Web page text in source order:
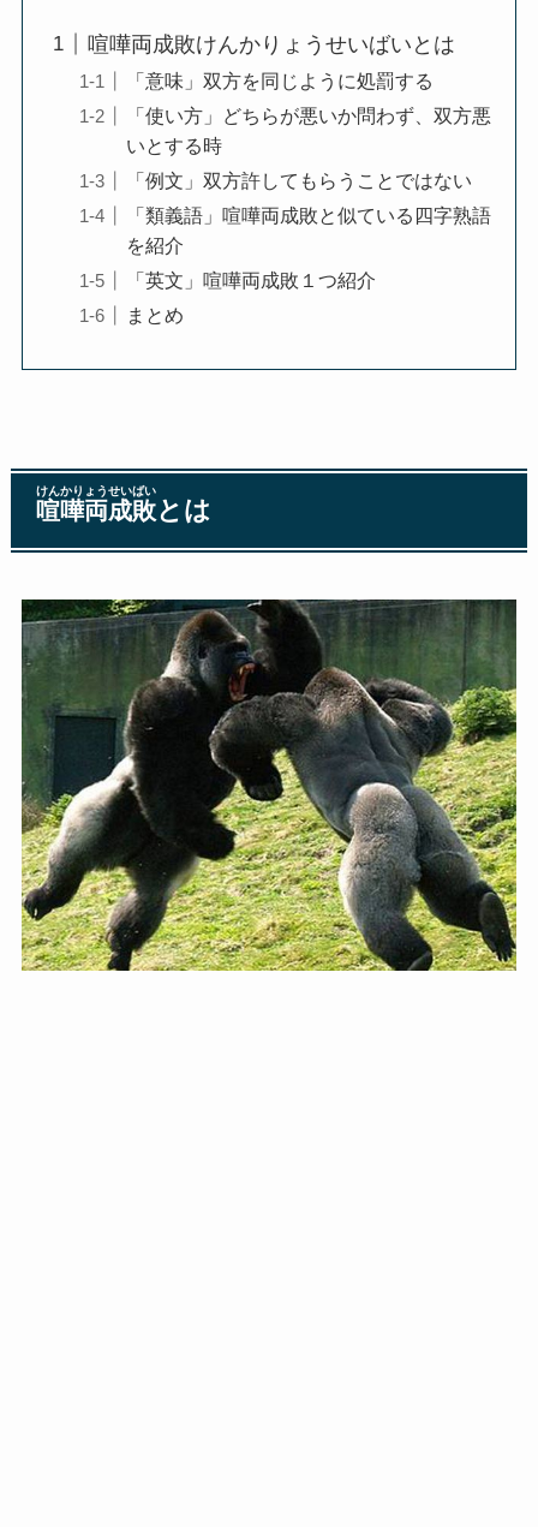
喧嘩両成敗けんかりょうせいばいとは
「意味」双方を同じように処罰する
「使い方」どちらが悪いか問わず、双方悪
いとする時
「例文」双方許してもらうことではない
「類義語」喧嘩両成敗と似ている四字熟語
を紹介
「英文」喧嘩両成敗１つ紹介
まとめ
喧嘩両成敗
けんかりょうせいばい
とは